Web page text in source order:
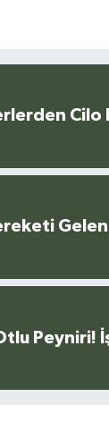
Cilo
Peyniri!